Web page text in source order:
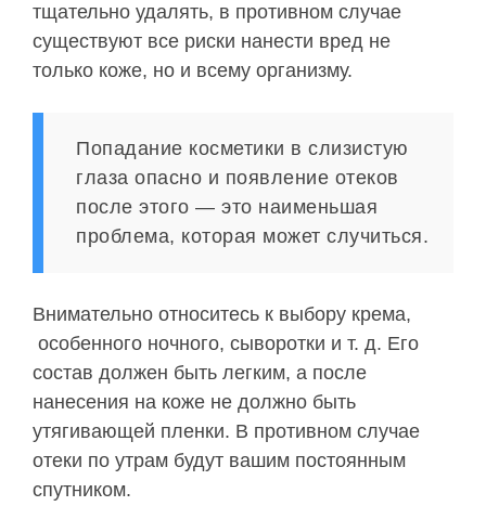
тщательно удалять, в противном случае
существуют все риски нанести вред не
только коже, но и всему организму.
Попадание косметики в слизистую
глаза опасно и появление отеков
после этого — это наименьшая
проблема, которая может случиться.
Внимательно относитесь к выбору крема,
особенного ночного, сыворотки и т. д. Его
состав должен быть легким, а после
нанесения на коже не должно быть
утягивающей пленки. В противном случае
отеки по утрам будут вашим постоянным
спутником.